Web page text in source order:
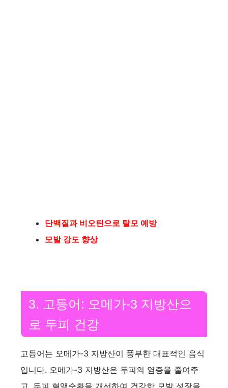
단백질과 비오틴으로 탈모 예방
모발 강도 향상
3. 고등어: 오메가-3 지방산으
로 두피 건강
고등어는 오메가-3 지방산이 풍부한 대표적인 음식
입니다. 오메가-3 지방산은 두피의 염증을 줄여주